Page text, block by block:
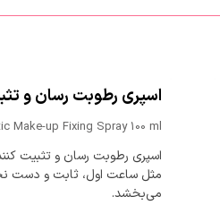
اسپری رطوبت رسان و تثبیت
Make-up Fixing Spray 100 ml
اسپری رطوبت رسان و تثبیت
مثل ساعت اول، ثابت و دست
می‌بخشد.